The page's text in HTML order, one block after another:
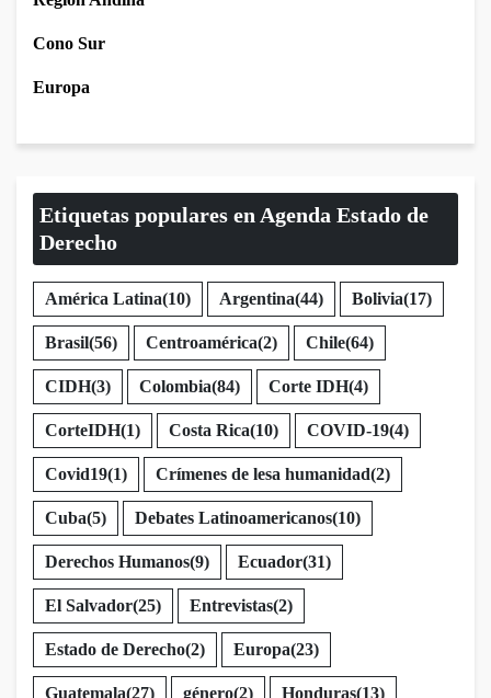
Cono Sur
Europa
Etiquetas populares en Agenda Estado de
Derecho
América Latina(10) Argentina(44) Bolivia(17)
Brasil(56) Centroamérica(2) Chile(64)
CIDH(3) Colombia(84) Corte IDH(4)
CorteIDH(1) Costa Rica(10) COVID-19(4)
Covid19(1) Crímenes de lesa humanidad(2)
Cuba(5) Debates Latinoamericanos(10)
Derechos Humanos(9) Ecuador(31)
El Salvador(25) Entrevistas(2)
Estado de Derecho(2) Europa(23)
Guatemala(27) género(2) Honduras(13)